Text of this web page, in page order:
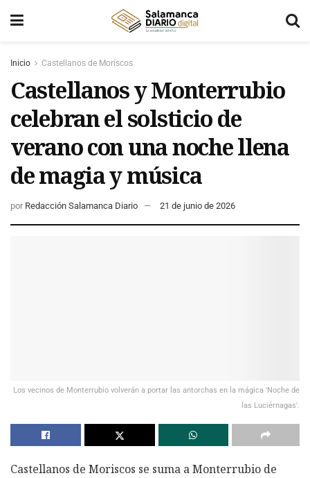
Inicio Castellanos de Moriscos
Castellanos y Monterrubio
celebran el solsticio de
verano con una noche llena
de magia y música
por Redacción Salamanca Diario 21 de junio de 2026
Los vecinos de Monterrubio volverán a portar las antorchas en la mágica 'Noche de
las Luciérnagas'.
Castellanos de Moriscos se suma a Monterrubio de